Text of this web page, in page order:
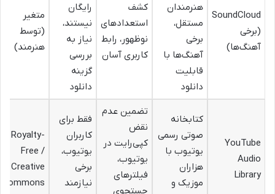
SoundCloud
(برخی
آهنگ‌ها)
هنرمندان
مستقل،
برخی
آهنگ‌ها با
قابلیت
دانلود
کشف
استعدادهای
نوظهور، رابط
کاربری آسان
رایگان
نیستند،
نیاز به
بررسی
گزینه
دانلود
متغیر
(توسط
هنرمند)
YouTube
Audio
Library
کتابخانه
صوتی رسمی
یوتیوب با
هزاران
موزیک و
تضمین عدم
نقض
کپی‌رایت در
یوتیوب،
فیلترهای
جستجوی
فقط برای
کاربران
یوتیوب،
برخی
نیازمند
Royalty-
Free /
Creative
Commons